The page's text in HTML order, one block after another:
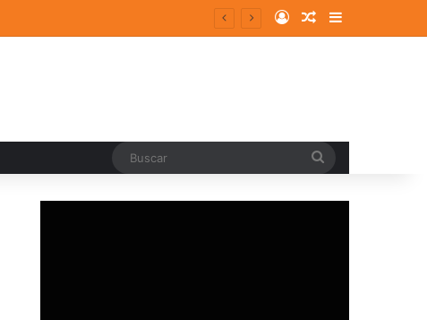
Log InRandom Article
Sidebar